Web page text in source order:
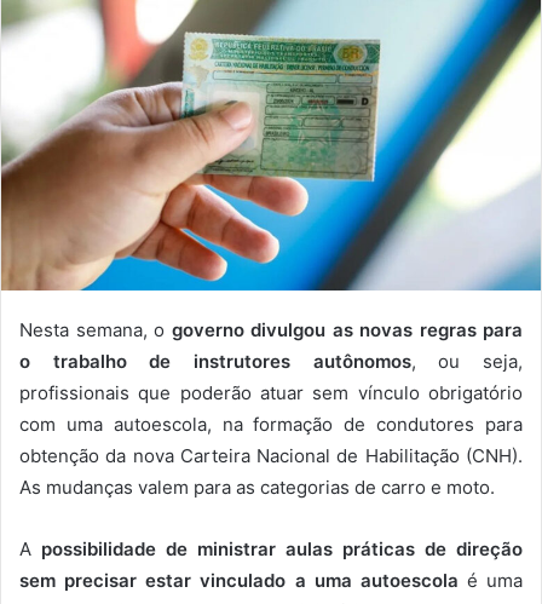
Nesta semana, o governo divulgou as novas regras para
o trabalho de instrutores autônomos, ou seja,
profissionais que poderão atuar sem vínculo obrigatório
com uma autoescola, na formação de condutores para
obtenção da nova Carteira Nacional de Habilitação (CNH).
As mudanças valem para as categorias de carro e moto.
A possibilidade de ministrar aulas práticas de direção
sem precisar estar vinculado a uma autoescola é uma